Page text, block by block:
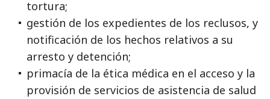
tortura;
gestión de los expedientes de los reclusos, y
notificación de los hechos relativos a su
arresto y detención;
primacía de la ética médica en el acceso y la
provisión de servicios de asistencia de salud